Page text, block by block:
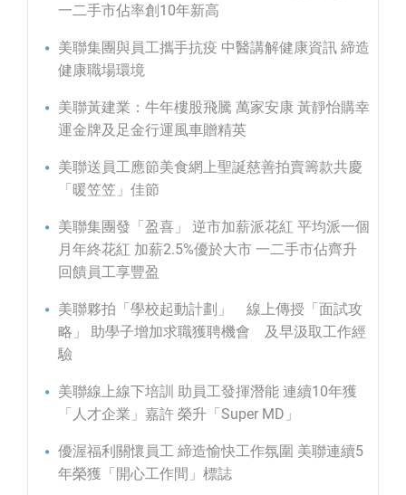
一二手市佔率創10年新高
美聯集團與員工攜手抗疫 中醫講解健康資訊 締造
健康職場環境
美聯黃建業：牛年樓股飛騰 萬家安康 黃靜怡購幸
運金牌及足金行運風車贈精英
美聯送員工應節美食網上聖誕慈善拍賣籌款共慶
「暖笠笠」佳節
美聯集團發「盈喜」 逆市加薪派花紅 平均派一個
月年終花紅 加薪2.5%優於大市 一二手市佔齊升
回饋員工享豐盈
美聯夥拍「學校起動計劃」 線上傳授「面試攻
略」 助學子增加求職獲聘機會 及早汲取工作經
驗
美聯線上線下培訓 助員工發揮潛能 連續10年獲
「人才企業」嘉許 榮升「Super MD」
優渥福利關懷員工 締造愉快工作氛圍 美聯連續5
年榮獲「開心工作間」標誌